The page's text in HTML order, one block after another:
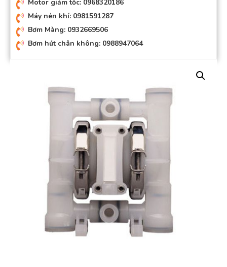
Motor giảm tốc: 0968320186
Máy nén khí: 0981591287
Bơm Màng: 0932669506
Bơm hút chân không: 0988947064